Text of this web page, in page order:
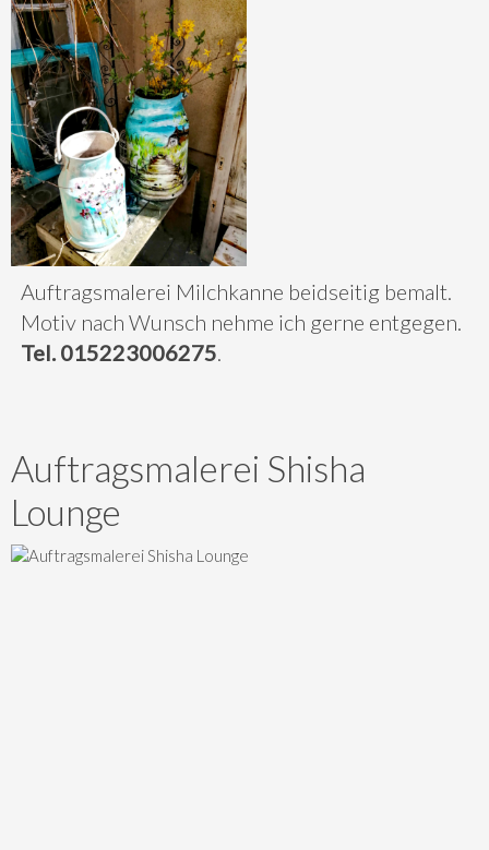
Auftragsmalerei Milchkanne beidseitig bemalt.
Motiv nach Wunsch nehme ich gerne entgegen.
Tel. 015223006275.
Auftragsmalerei Shisha
Lounge